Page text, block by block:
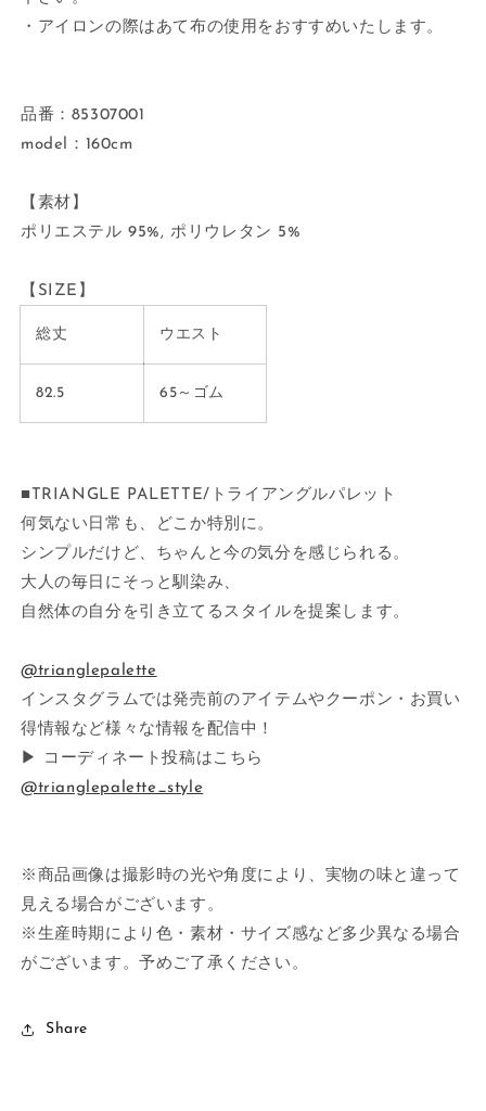
・アイロンの際はあて布の使用をおすすめいたします。
品番： 85307001
model：160cm
【素材】
ポリエステル 95%, ポリウレタン 5%
【SIZE】
総丈 ウエスト
82.5 65～ゴム
■TRIANGLE PALETTE/トライアングルパレット
何気ない日常も、どこか特別に。
シンプルだけど、ちゃんと今の気分を感じられる。
大人の毎日にそっと馴染み、
自然体の自分を引き立てるスタイルを提案します。
@trianglepalette
インスタグラムでは発売前のアイテムやクーポン・お買い
得情報など様々な情報を配信中！
▶ コーディネート投稿はこちら
@trianglepalette_style
※商品画像は撮影時の光や角度により、実物の味と違って
見える場合がございます。
※生産時期により色・素材・サイズ感など多少異なる場合
がございます。予めご了承ください。
Share